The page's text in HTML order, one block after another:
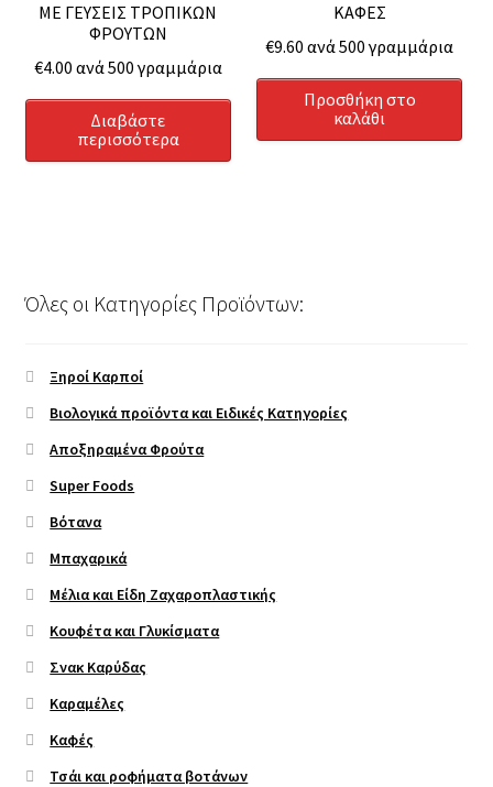
ΜΕ ΓΕΥΣΕΙΣ ΤΡΟΠΙΚΩΝ
ΦΡΟΥΤΩΝ
€4.00 ανά 500 γραμμάρια
Διαβάστε
περισσότερα
ΚΑΦΕΣ
€9.60 ανά 500 γραμμάρια
Προσθήκη στο
καλάθι
Όλες οι Κατηγορίες Προϊόντων:
Ξηροί Καρποί
Βιολογικά προϊόντα και Ειδικές Κατηγορίες
Αποξηραμένα Φρούτα
Super Foods
Βότανα
Μπαχαρικά
Μέλια και Είδη Ζαχαροπλαστικής
Κουφέτα και Γλυκίσματα
Σνακ Καρύδας
Καραμέλες
Καφές
Τσάι και ροφήματα βοτάνων